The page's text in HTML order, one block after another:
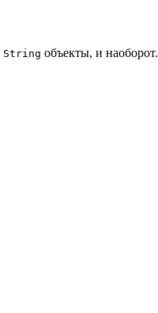
String объекты, и наоборот.